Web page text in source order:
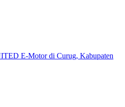
E-Motor di Curug, Kabupaten